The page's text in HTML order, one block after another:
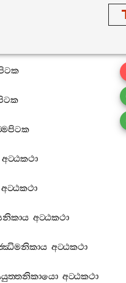
අට‍්ඨකථා
අට‍්ඨකථා
අට‍්ඨකථා